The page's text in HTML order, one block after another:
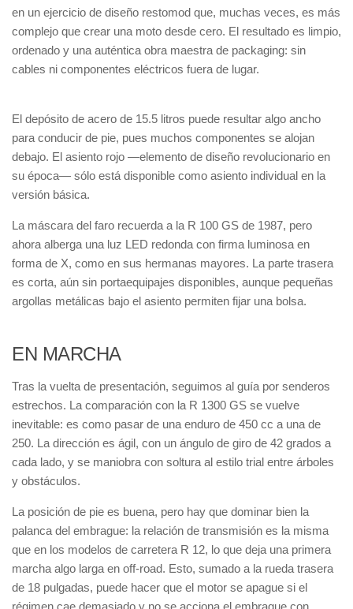
en un ejercicio de diseño restomod que, muchas veces, es más
complejo que crear una moto desde cero. El resultado es limpio,
ordenado y una auténtica obra maestra de packaging: sin
cables ni componentes eléctricos fuera de lugar.
El depósito de acero de 15.5 litros puede resultar algo ancho
para conducir de pie, pues muchos componentes se alojan
debajo. El asiento rojo —elemento de diseño revolucionario en
su época— sólo está disponible como asiento individual en la
versión básica.
La máscara del faro recuerda a la R 100 GS de 1987, pero
ahora alberga una luz LED redonda con firma luminosa en
forma de X, como en sus hermanas mayores. La parte trasera
es corta, aún sin portaequipajes disponibles, aunque pequeñas
argollas metálicas bajo el asiento permiten fijar una bolsa.
EN MARCHA
Tras la vuelta de presentación, seguimos al guía por senderos
estrechos. La comparación con la R 1300 GS se vuelve
inevitable: es como pasar de una enduro de 450 cc a una de
250. La dirección es ágil, con un ángulo de giro de 42 grados a
cada lado, y se maniobra con soltura al estilo trial entre árboles
y obstáculos.
La posición de pie es buena, pero hay que dominar bien la
palanca del embrague: la relación de transmisión es la misma
que en los modelos de carretera R 12, lo que deja una primera
marcha algo larga en off-road. Esto, sumado a la rueda trasera
de 18 pulgadas, puede hacer que el motor se apague si el
régimen cae demasiado y no se acciona el embrague con